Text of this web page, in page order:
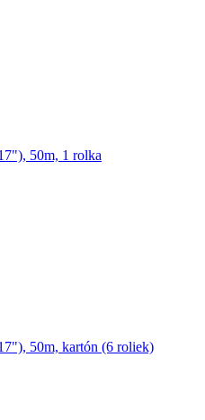
50m, 1 rolka
50m, kartón (6 roliek)